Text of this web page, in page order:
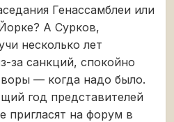
Генассамблеи или
А Сурков,
несколько лет
за санкций, спокойно
— когда надо было.
год представителей
пригласят на форум в